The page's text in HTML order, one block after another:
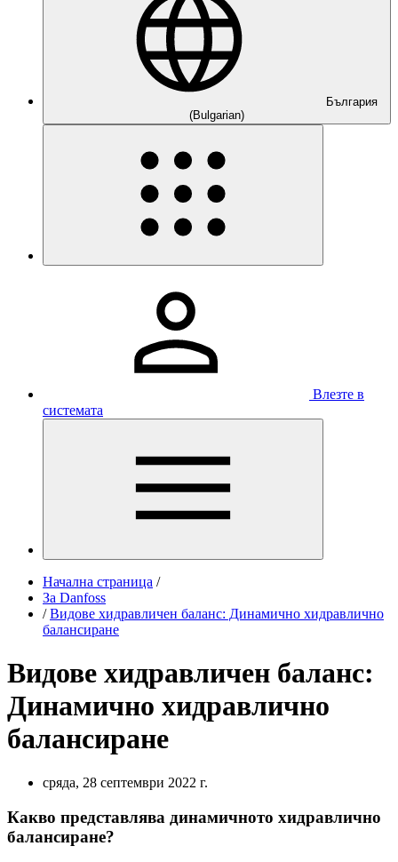
България
(Bulgarian)
Влезте в
системата
Начална страница /
За Danfoss
/ Видове хидравличен баланс: Динамично хидравлично
балансиране
Видове хидравличен баланс:
Динамично хидравлично
балансиране
сряда, 28 септември 2022 г.
Какво представлява динамичното хидравлично
балансиране?